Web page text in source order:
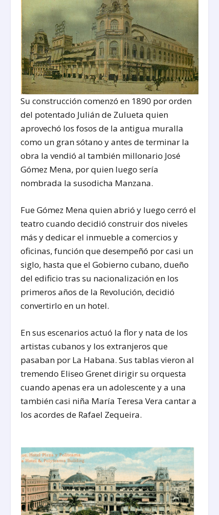
Su construcción comenzó en 1890 por orden
del potentado Julián de Zulueta quien
aprovechó los fosos de la antigua muralla
como un gran sótano y antes de terminar la
obra la vendió al también millonario José
Gómez Mena, por quien luego sería
nombrada la susodicha Manzana.
Fue Gómez Mena quien abrió y luego cerró el
teatro cuando decidió construir dos niveles
más y dedicar el inmueble a comercios y
oficinas, función que desempeñó por casi un
siglo, hasta que el Gobierno cubano, dueño
del edificio tras su nacionalización en los
primeros años de la Revolución, decidió
convertirlo en un hotel.
En sus escenarios actuó la flor y nata de los
artistas cubanos y los extranjeros que
pasaban por La Habana. Sus tablas vieron al
tremendo Eliseo Grenet dirigir su orquesta
cuando apenas era un adolescente y a una
también casi niña María Teresa Vera cantar a
los acordes de Rafael Zequeira.